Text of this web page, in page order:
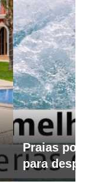
Praias
para